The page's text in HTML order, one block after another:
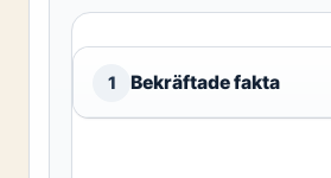
1 Bekräftade fakta